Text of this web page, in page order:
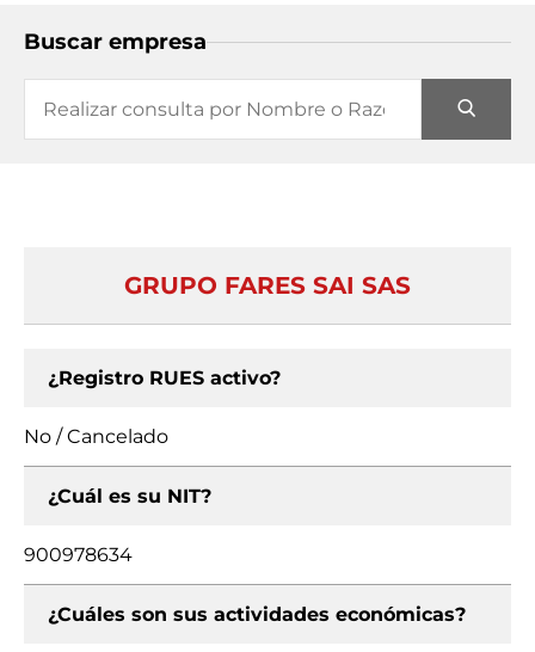
Buscar empresa
GRUPO FARES SAI SAS
¿Registro RUES activo?
No / Cancelado
¿Cuál es su NIT?
900978634
¿Cuáles son sus actividades económicas?